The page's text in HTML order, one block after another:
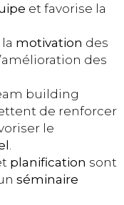
et favorise la
motivation des
des
building
de renforcer
le
planification sont
séminaire